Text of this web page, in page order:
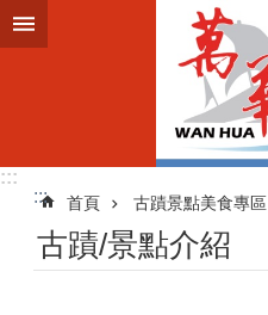
跳到主要內容區塊
:::
:::
首頁 古蹟景點美食專區
古蹟/景點介紹